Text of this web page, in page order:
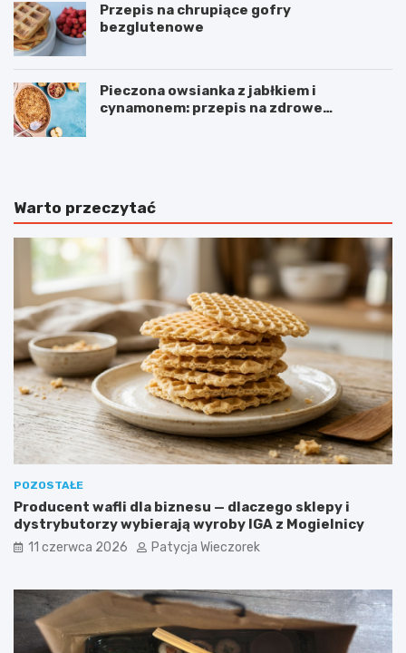
Przepis na chrupiące gofry
bezglutenowe
Pieczona owsianka z jabłkiem i
cynamonem: przepis na zdrowe
Warto przeczytać
POZOSTAŁE
Producent wafli dla biznesu — dlaczego sklepy i
dystrybutorzy wybierają wyroby IGA z Mogielnicy
11 czerwca 2026 Patycja Wieczorek